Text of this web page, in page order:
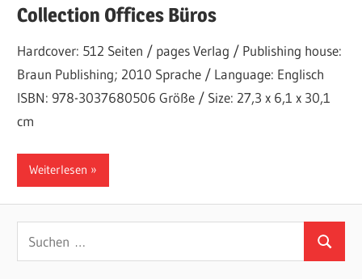
Collection Offices Büros
Hardcover: 512 Seiten / pages Verlag / Publishing house:
Braun Publishing; 2010 Sprache / Language: Englisch
ISBN: 978-3037680506 Größe / Size: 27,3 x 6,1 x 30,1
cm
Weiterlesen
Suchen
nach:
Suchen